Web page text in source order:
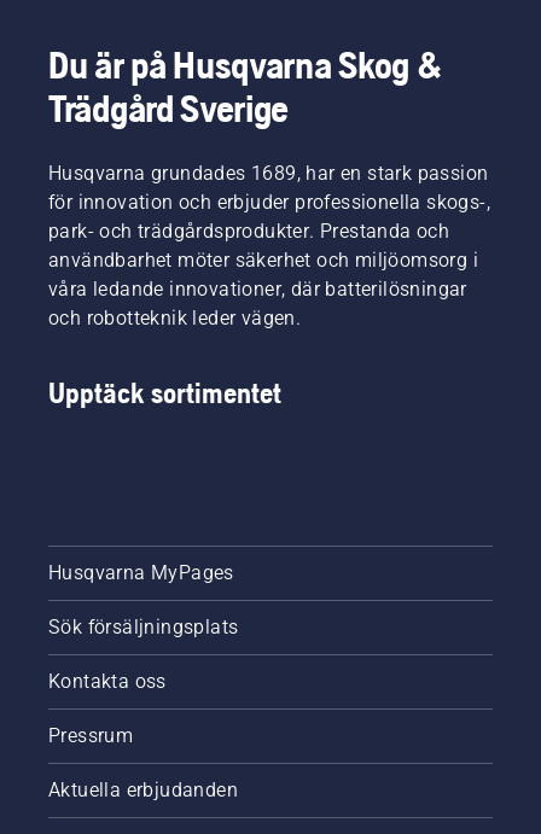
välskötta till besvärliga områden, från sluttningar
spakstyrda åkgräsklippare
Du är på Husqvarna Skog &
Trädgård Sverige
Husqvarna grundades 1689, har en stark passion
för innovation och erbjuder professionella skogs-,
park- och trädgårdsprodukter. Prestanda och
användbarhet möter säkerhet och miljöomsorg i
våra ledande innovationer, där batterilösningar
och robotteknik leder vägen.
Upptäck sortimentet
Husqvarna MyPages
Sök försäljningsplats
Kontakta oss
Pressrum
Aktuella erbjudanden